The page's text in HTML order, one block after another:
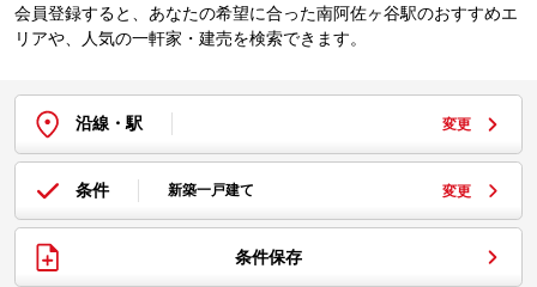
会員登録すると、あなたの希望に合った南阿佐ヶ谷駅のおすすめエ
リアや、人気の一軒家・建売を検索できます。
沿線・駅 変更
条件 新築一戸建て 変更
条件保存